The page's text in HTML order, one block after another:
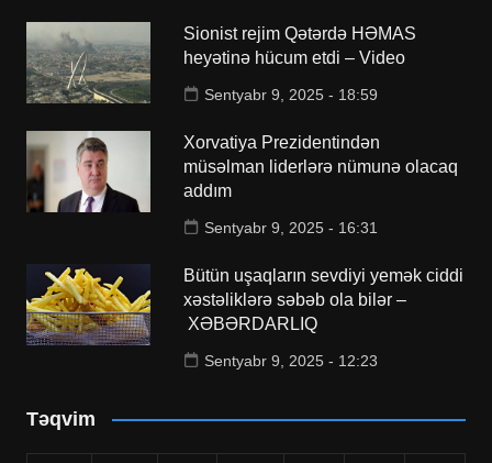
Sionist rejim Qətərdə HƏMAS
heyətinə hücum etdi – Video
Sentyabr 9, 2025 - 18:59
Xorvatiya Prezidentindən
müsəlman liderlərə nümunə olacaq
addım
Sentyabr 9, 2025 - 16:31
Bütün uşaqların sevdiyi yemək ciddi
xəstəliklərə səbəb ola bilər –
XƏBƏRDARLIQ
Sentyabr 9, 2025 - 12:23
Təqvim